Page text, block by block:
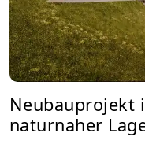
Neubauprojekt
naturnaher